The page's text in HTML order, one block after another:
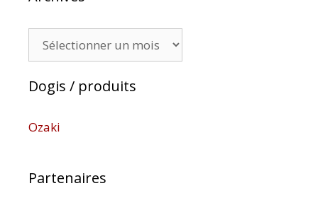
Dogis / produits
Ozaki
Partenaires